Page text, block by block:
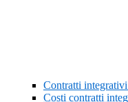
Contratti integrativi
Costi contratti